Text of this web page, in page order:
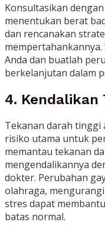
Konsultasikan
menentukan berat
dan rencanakan
Anda dan buatlah
berkelanjutan dalam
4. Kendalikan
Tekanan darah
risiko utama untuk
memantau tekanan
mengendalikannya
dokter. Perubahan
olahraga,
stres dapat
batas normal.